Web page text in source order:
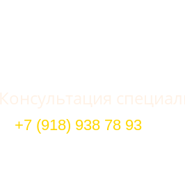
Консультация
+7 (918) 938 78 93